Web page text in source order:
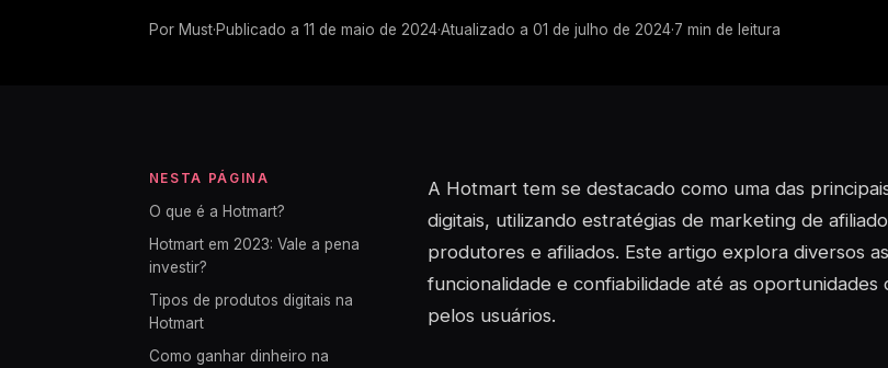
Por Must·Publicado a 11 de maio de 2024·Atualizado a 01 de julho de 2024·7 min de leitura
NESTA PÁGINA
O que é a Hotmart?
Hotmart em 2023: Vale a pena
investir?
Tipos de produtos digitais na
Hotmart
Como ganhar dinheiro na
A Hotmart tem se destacado como uma das
digitais, utilizando estratégias de marketing de
produtores e afiliados. Este artigo explora diversos
funcionalidade e confiabilidade até as
pelos usuários.